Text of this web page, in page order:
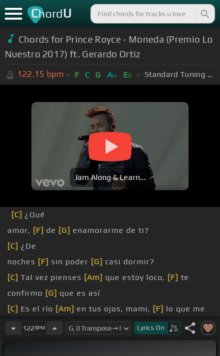
ChordU
Chords for Prince Royce - Moneda (Premio Lo
Nuestro 2017) ft. Gerardo Ortiz
122.15 bpm F C G Am Eb Standard Tuning (EADGBE)
Jam Along & Learn...
[C] ¿Qué
amor, [F] de [G] enamorarme de ti?
[C] ¿De
noches [F] sin poder [G] casi dormir?
[C] Tal vez pienses [Am] que estoy loco, [F] te
confirmo [G] que es así
[C] Es el río [Am] en tus ojos, mami, [F] lo que me
ponía[C]a sufrir
de amarrugada,[F]
122 BPM Lyrics On